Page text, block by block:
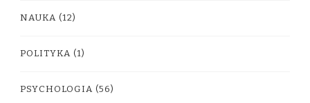
NAUKA (12)
POLITYKA (1)
PSYCHOLOGIA (56)